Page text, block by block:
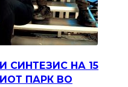
СИНТЕЗИС НА 15
ПАРК ВО